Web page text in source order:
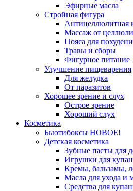
Эфирные масла
Стройная фигура
Антицеллюлитная
Массаж от
Пояса для
Травы и сборы
Фигурное питание
Улучшение пищеварения
Для желудка
От паразитов
Хорошее зрение и слух
Острое зрение
Хороший слух
Косметика
Бьютибоксы НОВОЕ!
Детская косметика
Зубные пасты для
Игрушки для
Кремы, бальзамы,
Масла для ухода и
Средства для